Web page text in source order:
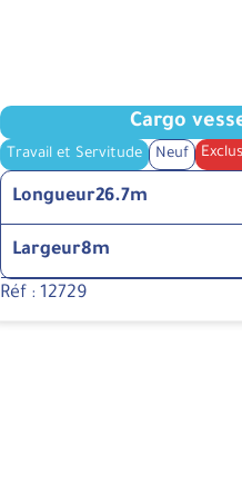
Cargo
Travail et Servitude Neuf
Longueur26.7m
Largeur8m
Réf : 12729